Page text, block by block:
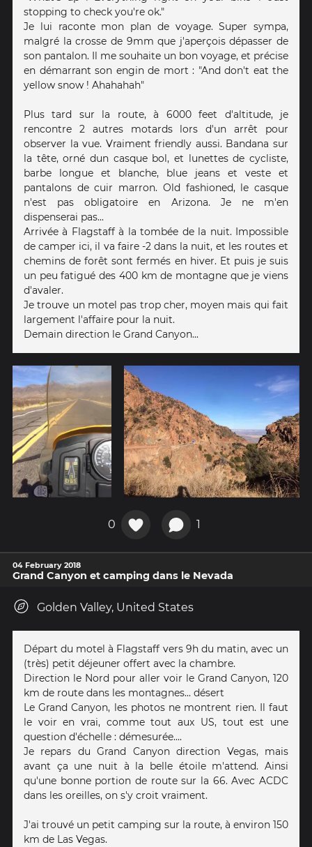
stopping to check you're ok."
Je lui raconte mon plan de voyage. Super sympa,
malgré la crosse de 9mm que j'aperçois dépasser de
son pantalon. Il me souhaite un bon voyage, et précise
en démarrant son engin de mort : "And don't eat the
yellow snow ! Ahahahah"
Plus tard sur la route, à 6000 feet d'altitude, je
rencontre 2 autres motards lors d'un arrêt pour
observer la vue. Vraiment friendly aussi. Bandana sur
la tête, orné dun casque bol, et lunettes de cycliste,
barbe longue et blanche, blue jeans et veste et
pantalons de cuir marron. Old fashioned, le casque
n'est pas obligatoire en Arizona. Je ne m'en
dispenserai pas...
Arrivée à Flagstaff à la tombée de la nuit. Impossible
de camper ici, il va faire -2 dans la nuit, et les routes et
chemins de forêt sont fermés en hiver. Et puis je suis
un peu fatigué des 400 km de montagne que je viens
d'avaler.
Je trouve un motel pas trop cher, moyen mais qui fait
largement l'affaire pour la nuit.
Demain direction le Grand Canyon...
0 1
04 February 2018
Grand Canyon et camping dans le Nevada
Golden Valley, United States
Départ du motel à Flagstaff vers 9h du matin, avec un
(très) petit déjeuner offert avec la chambre.
Direction le Nord pour aller voir le Grand Canyon, 120
km de route dans les montagnes... désert
Le Grand Canyon, les photos ne montrent rien. Il faut
le voir en vrai, comme tout aux US, tout est une
question d'échelle : démesurée....
Je repars du Grand Canyon direction Vegas, mais
avant ça une nuit à la belle étoile m'attend. Ainsi
qu'une bonne portion de route sur la 66. Avec ACDC
dans les oreilles, on s'y croit vraiment.
J'ai trouvé un petit camping sur la route, à environ 150
km de Las Vegas.